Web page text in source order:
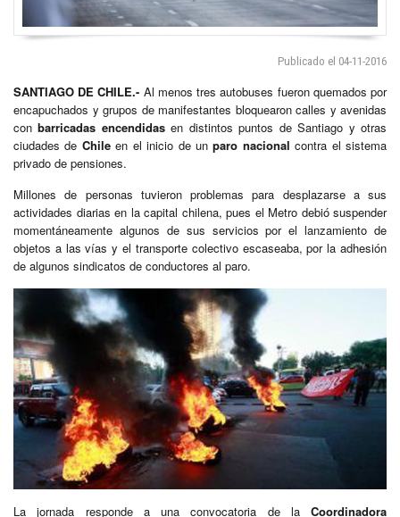
Publicado el 04-11-2016
SANTIAGO DE CHILE.- Al menos tres autobuses fueron quemados por
encapuchados y grupos de manifestantes bloquearon calles y avenidas
conbarricadas encendidasen distintos puntos de Santiago y otras
ciudades de Chileen el inicio de unparo nacional contra el sistema
privado de pensiones.
Millones de personas tuvieron problemas para desplazarse a sus
actividades diarias en la capital chilena, pues el Metro debió suspender
momentáneamente algunos de sus servicios por el lanzamiento de
objetos a las vías y el transporte colectivo escaseaba, por la adhesión
de algunos sindicatos de conductores al paro.
La jornada responde a una convocatoria de la Coordinadora